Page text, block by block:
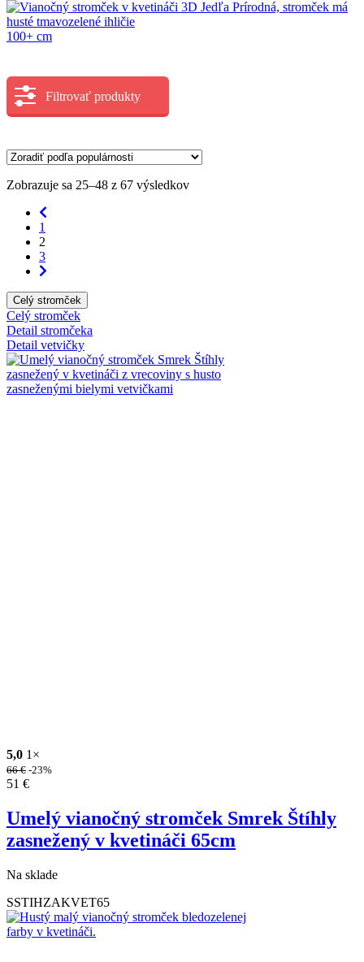
100+ cm
Filtrovať produkty
Zobrazuje sa 25–48 z 67 výsledkov
1
2
3
Celý stromček
Celý stromček
Detail stromčeka
Detail vetvičky
5,0 1×
66€ -23%
51 €
Umelý vianočný stromček Smrek Štíhly
zasnežený v kvetináči 65cm
Na sklade
SSTIHZAKVET65